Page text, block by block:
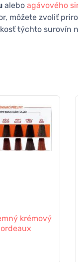
alebo agávového
môžete zvoliť
týchto surovín
krémový